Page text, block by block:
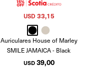
Auriculares House of Marley
SMILE JAMAICA - Black
USD 39,00
USD 33,15